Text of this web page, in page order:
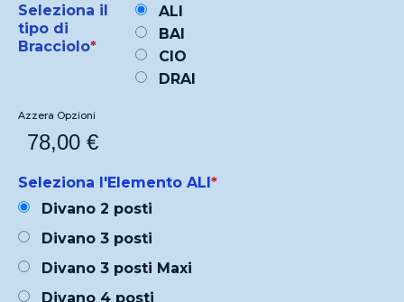
Seleziona il
tipo di
Bracciolo*
ALI
BAI
CIO
DRAI
Azzera Opzioni
78,00 €
Seleziona l'Elemento ALI*
Divano 2 posti
Divano 3 posti
Divano 3 posti Maxi
Divano 4 posti